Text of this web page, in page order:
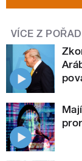
VÍCE Z